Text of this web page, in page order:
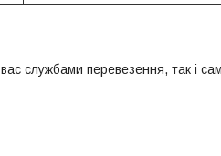
службами перевезення, так і